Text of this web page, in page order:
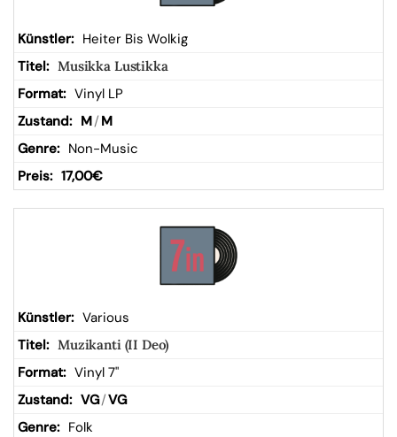
Heiter Bis Wolkig
Musikka Lustikka
Vinyl LP
M/ M
Non-Music
17,00€
Various
Muzikanti (II Deo)
Vinyl 7"
VG/VG
Folk